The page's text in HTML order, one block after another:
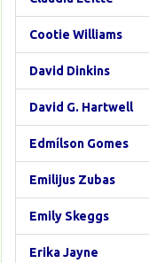
Cootie Williams
David Dinkins
David G. Hartwell
Edmílson Gomes
Emilijus Zubas
Emily Skeggs
Erika Jayne